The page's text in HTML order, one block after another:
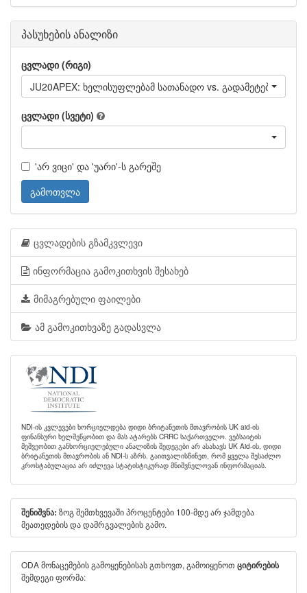
პასუხების ანალიზი
ცვლადი (რიგი)
JU20APEX: ხელისუფლებამ სათანადო vs. გადამეტებული
ცვლადი (სვეტი)
'არ ვიცი' და 'უარი'-ს გარეშე
გამოთვლა
ცვლადების გზამკვლევი
ინფორმაცია გამოკითხვის შესახებ
მიმაგრებული ფაილები
ამ გამოკითხვაზე გადასვლა
NDI-ის კვლევები ხორციელდება დიდი ბრიტანეთის მთავრობის UK aid-ის
ფინანსური ხელშეწყობით და მას ატარებს CRRC საქართველო. ვებსაიტის
მეშვეობით განხორციელებული ანალიზის შედეგები არ ასახავს UK Aid-ის, დიდი
ბრიტანეთის მთავრობის ან NDI-ს აზრს. გაითვალისწინეთ, რომ ყველა შესაძლო
კროსტაბულაცია არ იძლევა სტატისტიკურად მნიშვნელოვან ინფორმაციას.
შენიშვნა: ზოგ შემთხვევაში პროცენტები 100-მდე არ ჯამდება
მეათედების და დამრგვალების გამო.
ODA მონაცემების გამოყენებისას გთხოვთ, გამოიყენოთ ციტირების
შემდეგი ფორმა: